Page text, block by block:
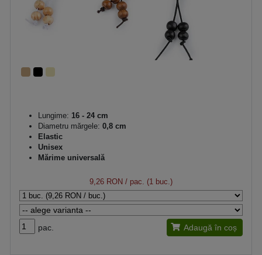
Lungime: 16 - 24 cm
Diametru mărgele: 0,8 cm
Elastic
Unisex
Mărime universală
9,26 RON / pac. (1 buc.)
pac. Adaugă în coș